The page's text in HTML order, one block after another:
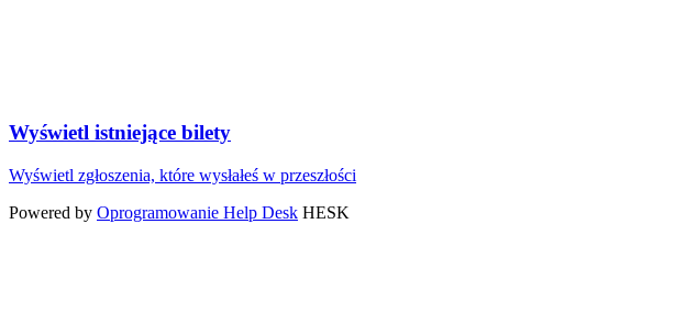
Wyświetl istniejące bilety
Wyświetl zgłoszenia, które wysłałeś w przeszłości
Powered by Oprogramowanie Help Desk HESK